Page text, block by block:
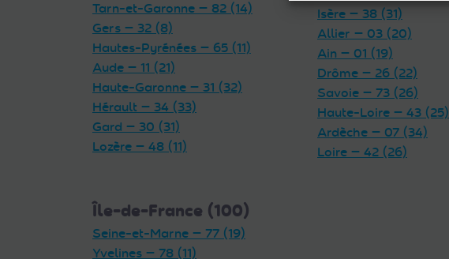
Tarn-et-Garonne — 82 (14)
Gers — 32 (8)
Hautes-Pyrénées — 65 (11)
Aude — 11 (21)
Haute-Garonne — 31 (32)
Hérault — 34 (33)
Gard — 30 (31)
Lozère — 48 (11)
Isère — 38 (31)
Allier — 03 (20)
Ain — 01 (19)
Drôme — 26 (22)
Savoie — 73 (26)
Haute-Loire — 43 (25)
Ardèche — 07 (34)
Loire — 42 (26)
Île-de-France (100)
Seine-et-Marne — 77 (19)
Yvelines — 78 (11)